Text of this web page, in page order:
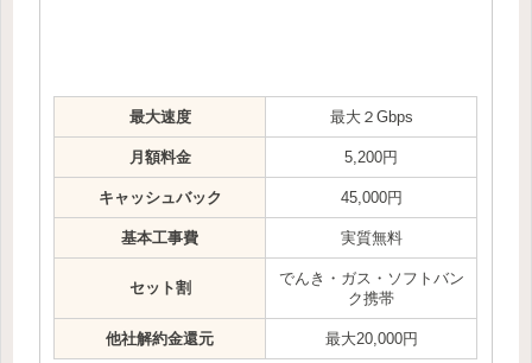
最大速度 最大２Gbps
月額料金 5,200円
キャッシュバック 45,000円
基本工事費 実質無料
セット割
でんき・ガス・ソフトバン
ク携帯
他社解約金還元 最大20,000円